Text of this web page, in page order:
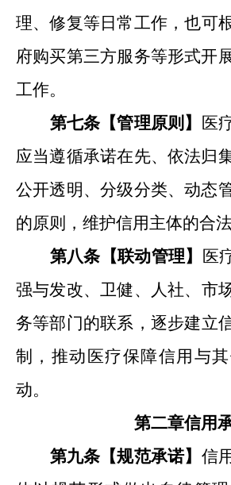
理、修复等日常工作 ，也可
府购买第三方服务等形式开
工作。
第七条【管理原则 】
医
应当遵循承诺在先、依法归
公开透明、分级分类、动态
的原则，维护信用主体的合法
第八条【联动管理】 医
强与发改、卫健、人社、市
务等部门的联系， 逐步建立
制，推动医疗保障信用与
动。
第二章信用
第九条【规范承诺】 信